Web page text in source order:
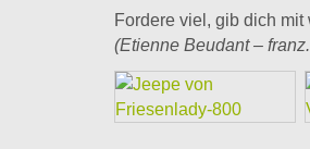
Fordere viel, gib dich
(Etienne Beudant –